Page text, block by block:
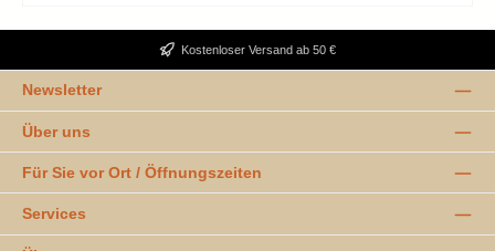
Kostenloser Versand ab 50 €
Newsletter
Über uns
Für Sie vor Ort / Öffnungszeiten
Services